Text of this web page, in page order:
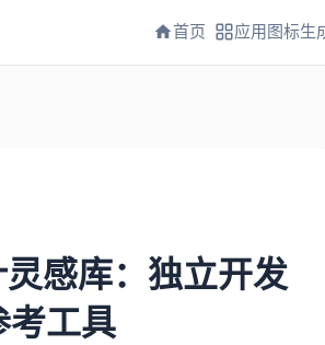
首页 应用图标生
感库：独立开发
考工具